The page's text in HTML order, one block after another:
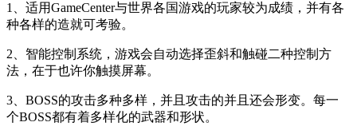
1、适用GameCenter与世界各国游戏的玩家较为成绩，并有各
种各样的造就可考验。
2、智能控制系统，游戏会自动选择歪斜和触碰二种控制方
法，在于也许你触摸屏幕。
3、BOSS的攻击多种多样，并且攻击的并且还会形变。每一
个BOSS都有着多样化的武器和形状。